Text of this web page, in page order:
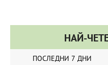
НАЙ-
ПОСЛЕДНИ 7 ДНИ